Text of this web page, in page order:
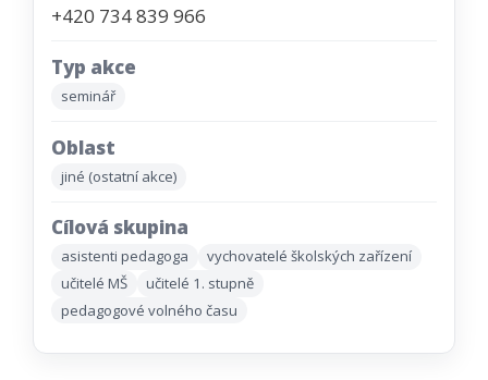
+420 734 839 966
Typ akce
seminář
Oblast
jiné (ostatní akce)
Cílová skupina
asistenti pedagoga
vychovatelé školských zařízení
učitelé MŠ
učitelé 1. stupně
pedagogové volného času